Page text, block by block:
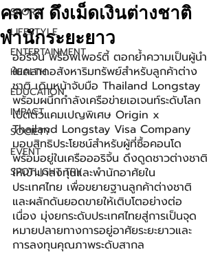
SPORT
LIFESTYLE
ENTERTAINMENT
HEALTH
EDUCATION
IMPACT
SOCIETY
EVENT
SPOTLIGHT TRY
คลาส ดึงเม็ดเงินต่างชาติ
พำนักระยะยาว
ออริจิ้น พร็อพเพอร์ตี้ ตอกย้ำความเป็นผู้นำ
ในตลาดอสังหาริมทรัพย์สำหรับลูกค้าต่าง
ชาติ เดินหน้าจับมือ Thailand Longstay
พร้อมผนึกกำลังเครือข่ายเอเจนท์ระดับโลก
เปิดตัวแคมเปญพิเศษ Origin x
Thailand Longstay Visa Company
มอบสิทธิประโยชน์สำหรับผู้ที่ซื้อคอนโด
พร้อมอยู่ในเครือออริจิ้น ดึงดูดชาวต่างชาติ
ให้เข้ามาลงทุนและพำนักอาศัยใน
ประเทศไทย เพื่อขยายฐานลูกค้าต่างชาติ
และผลักดันยอดขายให้เติบโตอย่างต่อ
เนื่อง มุ่งยกระดับประเทศไทยสู่การเป็นจุด
หมายปลายทางการอยู่อาศัยระยะยาวและ
การลงทุนคุณภาพระดับสากล